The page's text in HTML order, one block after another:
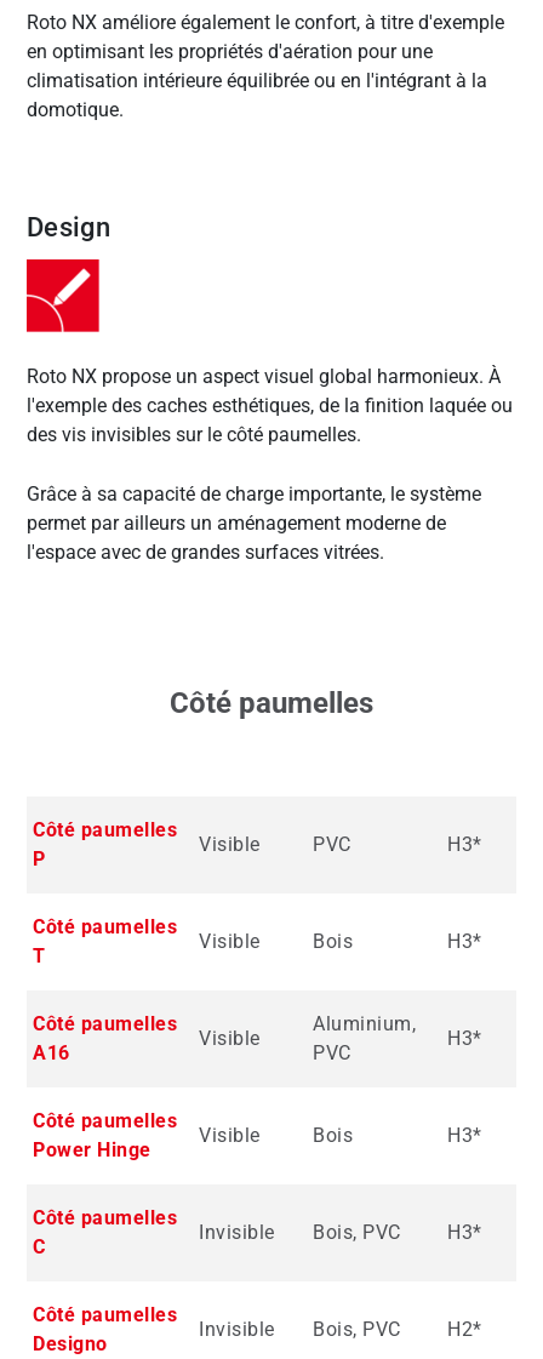
Roto NX améliore également le confort, à titre d'exemple
en optimisant les propriétés d'aération pour une
climatisation intérieure équilibrée ou en l'intégrant à la
domotique.
Design
Roto NX propose un aspect visuel global harmonieux. À
l'exemple des caches esthétiques, de la finition laquée ou
des vis invisibles sur le côté paumelles.
Grâce à sa capacité de charge importante, le système
permet par ailleurs un aménagement moderne de
l'espace avec de grandes surfaces vitrées.
Côté paumelles
Côté paumelles
P
Visible PVC H3*
Côté paumelles
T
Visible Bois H3*
Côté paumelles
A16
Visible
Aluminium,
PVC
H3*
Côté paumelles
Power Hinge
Visible Bois H3*
Côté paumelles
C
Invisible Bois, PVC H3*
Côté paumelles
Designo
Invisible Bois, PVC H2*